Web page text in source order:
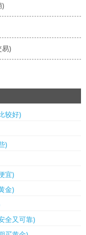
)
易)
较好)
)
宜)
金)
全又可靠)